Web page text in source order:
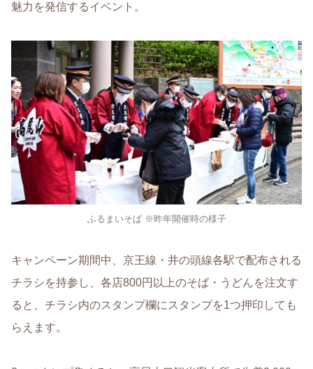
魅力を発信するイベント。
ふるまいそば ※昨年開催時の様子
キャンペーン期間中、京王線・井の頭線各駅で配布される
チラシを持参し、各店800円以上のそば・うどんを注文す
ると、チラシ内のスタンプ欄にスタンプを1つ押印しても
らえます。